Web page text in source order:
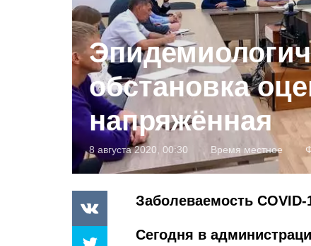
обстановка
напряжённая
8 августа 2020, 00:30 Время местное
Заболеваемость
Сегодня в